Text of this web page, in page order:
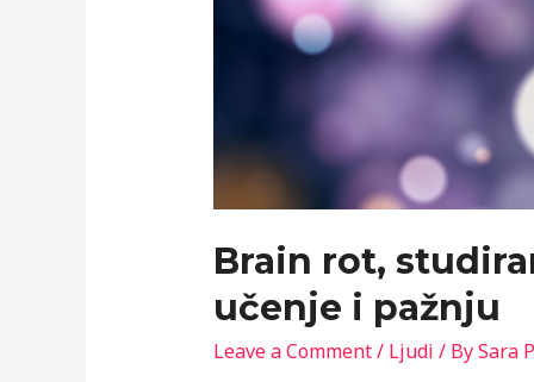
Brain rot,
učenje i pažnju
Leave a Comment/ Ljudi / BySara